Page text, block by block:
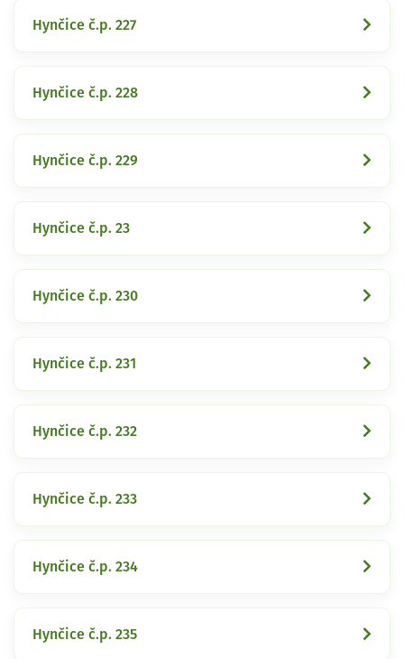
Hynčice č.p. 227
Hynčice č.p. 228
Hynčice č.p. 229
Hynčice č.p. 23
Hynčice č.p. 230
Hynčice č.p. 231
Hynčice č.p. 232
Hynčice č.p. 233
Hynčice č.p. 234
Hynčice č.p. 235